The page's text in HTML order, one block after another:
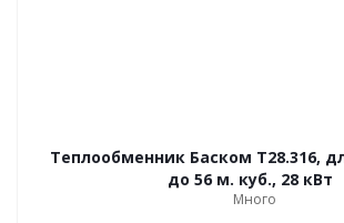
Теплообменник Баском Т28.316,
до 56 м. куб., 28 кВт
Много